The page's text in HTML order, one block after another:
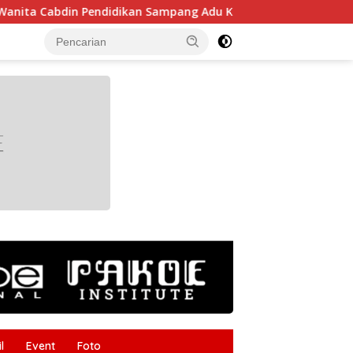
Pendidikan Sampang Adu Kekompakan Lewat Lomba Kereta
Event Foto